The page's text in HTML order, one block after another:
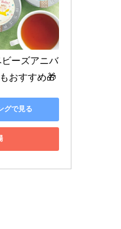
ーズアニバ
おすすめ🎁
グで見る